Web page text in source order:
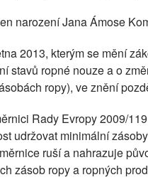
narození Jana Ámose
2013, kterým se mění
stavů ropné nouze a o
ropy), ve znění
Rady Evropy 2009/
udržovat minimální
ruší a nahrazuje
zásob ropy a ropných